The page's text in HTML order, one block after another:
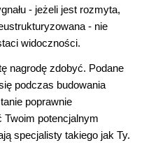
- jeżeli jest rozmyta,
- nie
widoczności.
nagrodę zdobyć. Podane
podczas budowania
poprawnie
Twoim potencjalnym
specjalisty takiego jak Ty.